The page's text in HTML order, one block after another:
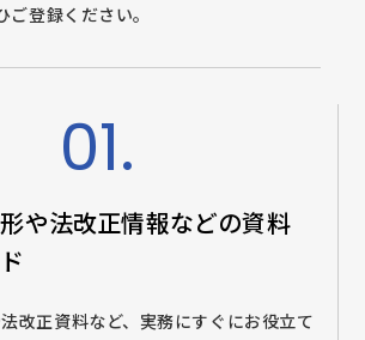
登録ください。
01.
や法改正情報などの資料
改正資料など、実務にすぐにお役立て